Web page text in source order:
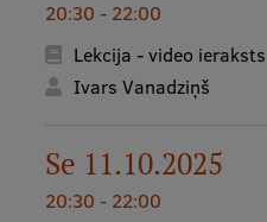
Studiju norises vietas
Fakultātes
Stratēģija
20:30 - 22:00
Lekcija - video ieraksts
Ivars Vanadziņš
Se 11.10.2025
20:30 - 22:00